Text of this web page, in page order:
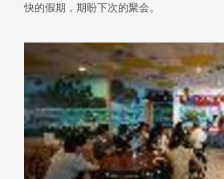
快的假期，期盼下次的聚会。